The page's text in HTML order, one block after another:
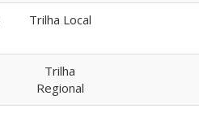
Trilha Local
Trilha
Regional